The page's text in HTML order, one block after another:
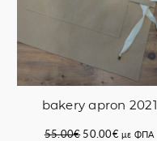
bakery apron 2021
55.00€ Original
50.00€Ημε ΦΠΑ